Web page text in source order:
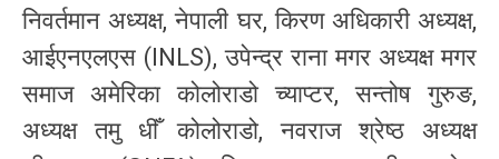
निवर्तमान अध्यक्ष, नेपाली घर, किरण अधिकारी अध्यक्ष,
आईएनएलएस (INLS), उपेन्द्र राना मगर अध्यक्ष मगर
समाज अमेरिका कोलोराडो च्याप्टर, सन्तोष गुरुङ,
अध्यक्ष तमु धीँ कोलोराडो, नवराज श्रेष्ठ अध्यक्ष